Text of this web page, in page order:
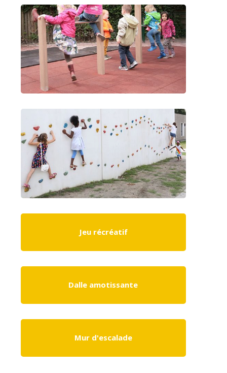
Jeu récréatif
Dalle amotissante
Mur d'escalade